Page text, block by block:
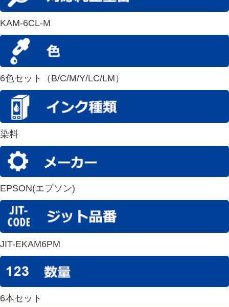
KAM-6CL-M
6色セット（B/C/M/Y/LC/LM）
染料
EPSON(エプソン)
JIT-EKAM6PM
6本セット